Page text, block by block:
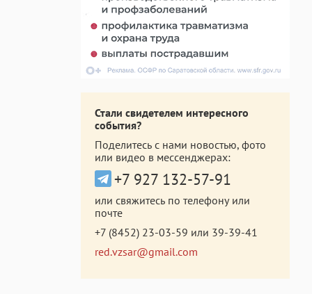
Стали свидетелем интересного
события?
Поделитесь с нами новостью, фото
или видео в мессенджерах:
+7 927 132-57-91
или свяжитесь по телефону или
почте
+7 (8452) 23-03-59 или 39-39-41
red.vzsar@gmail.com